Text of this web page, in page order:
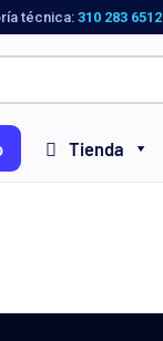
técnica:310 283 6512
Tienda